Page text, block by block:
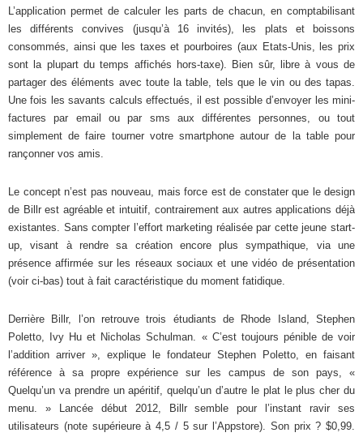
L’application permet de calculer les parts de chacun, en comptabilisant
les différents convives (jusqu’à 16 invités), les plats et boissons
consommés, ainsi que les taxes et pourboires (aux Etats-Unis, les prix
sont la plupart du temps affichés hors-taxe). Bien sûr, libre à vous de
partager des éléments avec toute la table, tels que le vin ou des tapas.
Une fois les savants calculs effectués, il est possible d’envoyer les mini-
factures par email ou par sms aux différentes personnes, ou tout
simplement de faire tourner votre smartphone autour de la table pour
rançonner vos amis.
Le concept n’est pas nouveau, mais force est de constater que le design
de Billr est agréable et intuitif, contrairement aux autres applications déjà
existantes. Sans compter l’effort marketing réalisée par cette jeune start-
up, visant à rendre sa création encore plus sympathique, via une
présence affirmée sur les réseaux sociaux et une vidéo de présentation
(voir ci-bas) tout à fait caractéristique du moment fatidique.
Derrière Billr, l’on retrouve trois étudiants de Rhode Island, Stephen
Poletto, Ivy Hu et Nicholas Schulman. « C’est toujours pénible de voir
l’addition arriver », explique le fondateur Stephen Poletto, en faisant
référence à sa propre expérience sur les campus de son pays, «
Quelqu’un va prendre un apéritif, quelqu’un d’autre le plat le plus cher du
menu. » Lancée début 2012, Billr semble pour l’instant ravir ses
utilisateurs (note supérieure à 4,5 / 5 sur l’Appstore). Son prix ? $0,99.